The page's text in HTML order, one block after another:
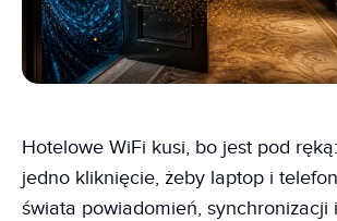
Hotelowe WiFi kusi, bo jest pod
jedno kliknięcie, żeby laptop i
świata powiadomień, synchronizacji